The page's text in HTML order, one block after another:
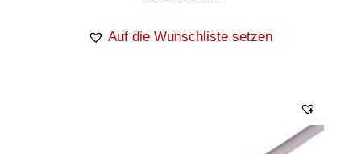
Auf die Wunschliste setzen